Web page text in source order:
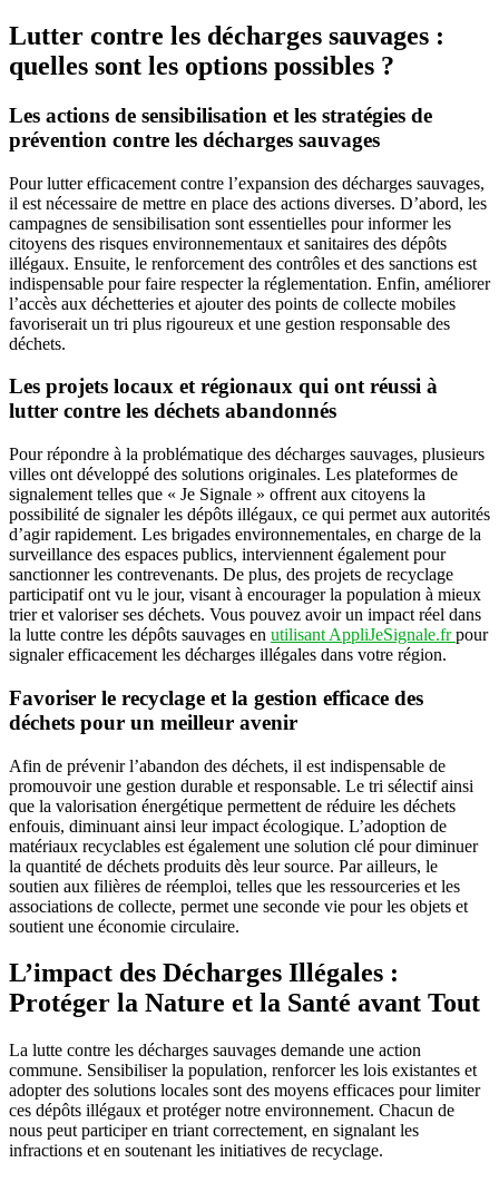
Lutter contre les décharges sauvages :
quelles sont les options possibles ?
Les actions de sensibilisation et les stratégies de
prévention contre les décharges sauvages
Pour lutter efficacement contre l’expansion des décharges sauvages,
il est nécessaire de mettre en place des actions diverses. D’abord, les
campagnes de sensibilisation sont essentielles pour informer les
citoyens des risques environnementaux et sanitaires des dépôts
illégaux. Ensuite, le renforcement des contrôles et des sanctions est
indispensable pour faire respecter la réglementation. Enfin, améliorer
l’accès aux déchetteries et ajouter des points de collecte mobiles
favoriserait un tri plus rigoureux et une gestion responsable des
déchets.
Les projets locaux et régionaux qui ont réussi à
lutter contre les déchets abandonnés
Pour répondre à la problématique des décharges sauvages, plusieurs
villes ont développé des solutions originales. Les plateformes de
signalement telles que « Je Signale » offrent aux citoyens la
possibilité de signaler les dépôts illégaux, ce qui permet aux autorités
d’agir rapidement. Les brigades environnementales, en charge de la
surveillance des espaces publics, interviennent également pour
sanctionner les contrevenants. De plus, des projets de recyclage
participatif ont vu le jour, visant à encourager la population à mieux
trier et valoriser ses déchets. Vous pouvez avoir un impact réel dans
la lutte contre les dépôts sauvages en utilisant AppliJeSignale.frpour
signaler efficacement les décharges illégales dans votre région.
Favoriser le recyclage et la gestion efficace des
déchets pour un meilleur avenir
Afin de prévenir l’abandon des déchets, il est indispensable de
promouvoir une gestion durable et responsable. Le tri sélectif ainsi
que la valorisation énergétique permettent de réduire les déchets
enfouis, diminuant ainsi leur impact écologique. L’adoption de
matériaux recyclables est également une solution clé pour diminuer
la quantité de déchets produits dès leur source. Par ailleurs, le
soutien aux filières de réemploi, telles que les ressourceries et les
associations de collecte, permet une seconde vie pour les objets et
soutient une économie circulaire.
L’impact des Décharges Illégales :
Protéger la Nature et la Santé avant Tout
La lutte contre les décharges sauvages demande une action
commune. Sensibiliser la population, renforcer les lois existantes et
adopter des solutions locales sont des moyens efficaces pour limiter
ces dépôts illégaux et protéger notre environnement. Chacun de
nous peut participer en triant correctement, en signalant les
infractions et en soutenant les initiatives de recyclage.